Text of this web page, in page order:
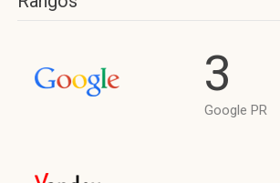
3
Google PR